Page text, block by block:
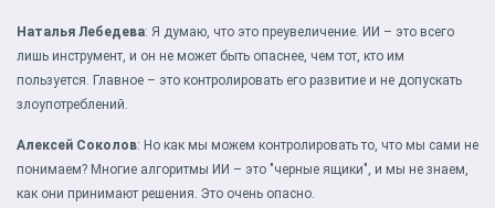
Наталья Лебедева: Я думаю, что это преувеличение. ИИ – это всего
лишь инструмент, и он не может быть опаснее, чем тот, кто им
пользуется. Главное – это контролировать его развитие и не допускать
злоупотреблений.
Алексей Соколов: Но как мы можем контролировать то, что мы сами не
понимаем? Многие алгоритмы ИИ – это "черные ящики", и мы не знаем,
как они принимают решения. Это очень опасно.